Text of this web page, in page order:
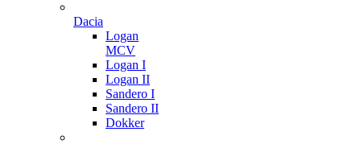
Dacia
Logan
MCV
Logan I
Logan II
Sandero I
Sandero II
Dokker